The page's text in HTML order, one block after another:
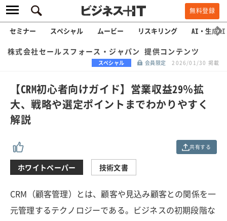
無料登録
セミナー スペシャル ムービー リスキリング AI・生成AI
株式会社セールスフォース・ジャパン 提供コンテンツ
スペシャル 会員限定 2026/01/30 掲載
【CRM初心者向けガイド】営業収益29％拡
大、戦略や選定ポイントまでわかりやすく
解説
共有する
ホワイトペーパー 技術文書
CRM（顧客管理）とは、顧客や見込み顧客との関係を一
元管理するテクノロジーである。ビジネスの初期段階な